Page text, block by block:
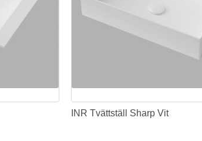
INR Tvättställ Sharp Vit